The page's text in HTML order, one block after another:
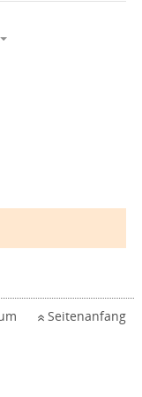
Seitenanfang